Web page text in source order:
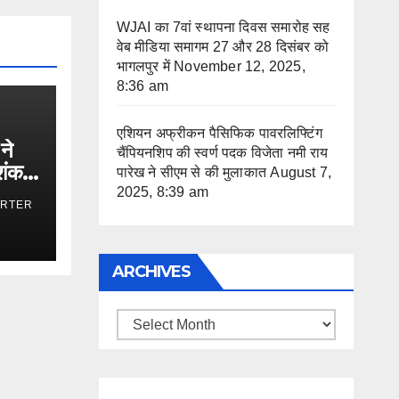
WJAI का 7वां स्थापना दिवस समारोह सह
वेब मीडिया समागम 27 और 28 दिसंबर को
भागलपुर में November 12, 2025,
8:36 am
एशियन अफ्रीकन पैसिफिक पावरलिफ्टिंग
चैंपियनशिप की स्वर्ण पदक विजेता नमी राय
पारेख ने सीएम से की मुलाकात August 7,
2025, 8:39 am
ARCHIVES
Archives